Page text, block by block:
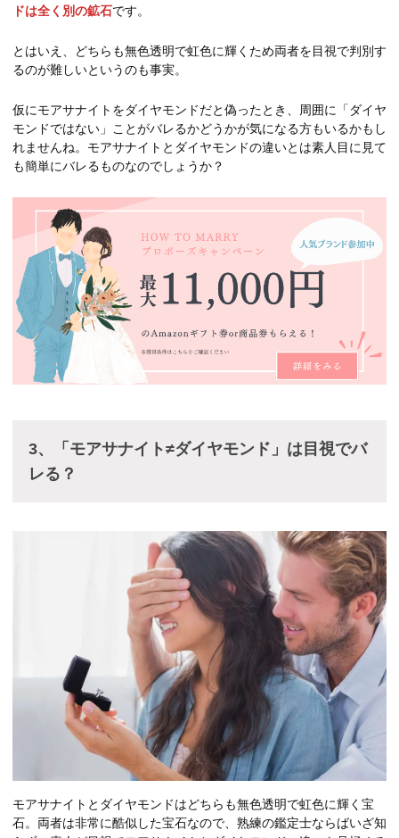
ドは全く別の鉱石です。
とはいえ、どちらも無色透明で虹色に輝くため両者を目視で判別す
るのが難しいというのも事実。
仮にモアサナイトをダイヤモンドだと偽ったとき、周囲に「ダイヤ
モンドではない」ことがバレるかどうかが気になる方もいるかもし
れませんね。モアサナイトとダイヤモンドの違いとは素人目に見て
も簡単にバレるものなのでしょうか？
3、「モアサナイト≠ダイヤモンド」は目視でバ
レる？
モアサナイトとダイヤモンドはどちらも無色透明で虹色に輝く宝
石。両者は非常に酷似した宝石なので、熟練の鑑定士ならばいざ知